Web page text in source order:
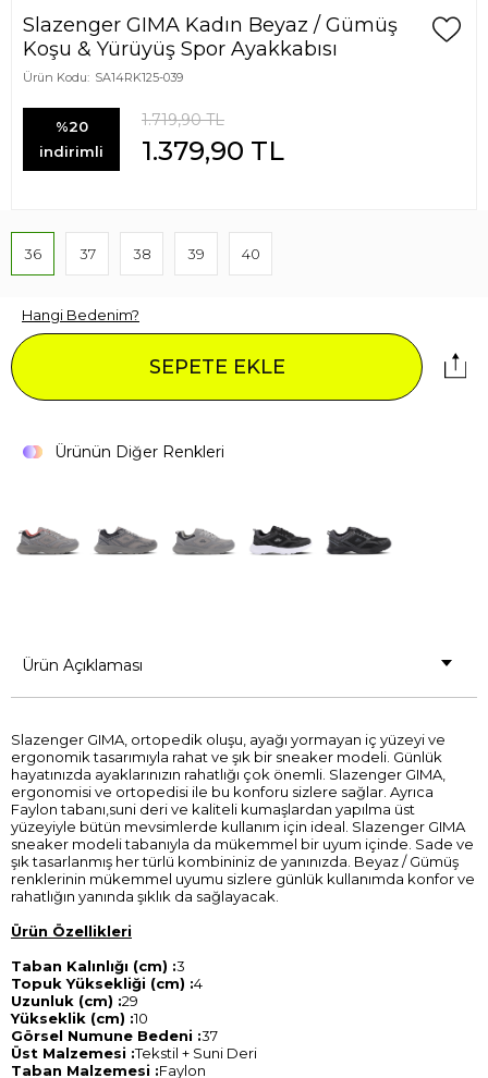
Slazenger GIMA Kadın Beyaz / Gümüş
Koşu & Yürüyüş Spor Ayakkabısı
Ürün Kodu: SA14RK125-039
%20
indirimli
1.719,90TL
1.379,90 TL
36 37 38 39 40
Hangi Bedenim?
SEPETE EKLE
Ürünün Diğer Renkleri
Ürün Açıklaması
Slazenger GIMA, ortopedik oluşu, ayağı yormayan iç yüzeyi ve
ergonomik tasarımıyla rahat ve şık bir sneaker modeli. Günlük
hayatınızda ayaklarınızın rahatlığı çok önemli. Slazenger GIMA,
ergonomisi ve ortopedisi ile bu konforu sizlere sağlar. Ayrıca
Faylon tabanı,suni deri ve kaliteli kumaşlardan yapılma üst
yüzeyiyle bütün mevsimlerde kullanım için ideal. Slazenger GIMA
sneaker modeli tabanıyla da mükemmel bir uyum içinde. Sade ve
şık tasarlanmış her türlü kombininiz de yanınızda. Beyaz / Gümüş
renklerinin mükemmel uyumu sizlere günlük kullanımda konfor ve
rahatlığın yanında şıklık da sağlayacak.
Ürün Özellikleri
Taban Kalınlığı (cm) :3
Topuk Yüksekliği (cm) :4
Uzunluk (cm) :29
Yükseklik (cm) :10
Görsel Numune Bedeni :37
Üst Malzemesi :Tekstil + Suni Deri
Taban Malzemesi :Faylon